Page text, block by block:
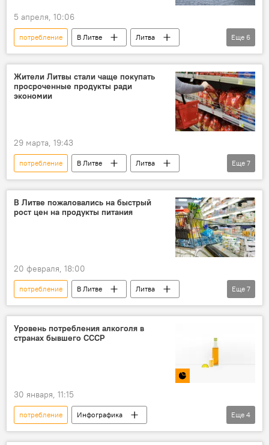
5 апреля, 10:06
потребление В Литве
Литва
Общество
Борьба с ростом цен на топливо в Литве
топливо
цены на топливо
Еще 6
Жители Литвы стали чаще покупать
просроченные продукты ради
экономии
29 марта, 19:43
потребление В Литве
Литва
Общество
продукты
продукты питания
пишевые продукты
магазины
покупки экономия
Еще 7
В Литве пожаловались на быстрый
рост цен на продукты питания
20 февраля, 18:00
потребление В Литве
Литва
продукты питания
инфляция
цены на продовольствие
Еще 7
Уровень потребления алкоголя в
странах бывшего СССР
30 января, 11:15
потребление
Инфографика
Мультимедиа
алкоголь
Еще 4